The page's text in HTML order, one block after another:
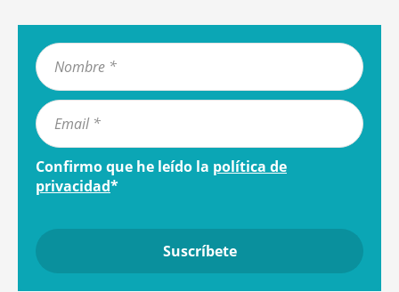
Confirmo que he leído la política de
privacidad*